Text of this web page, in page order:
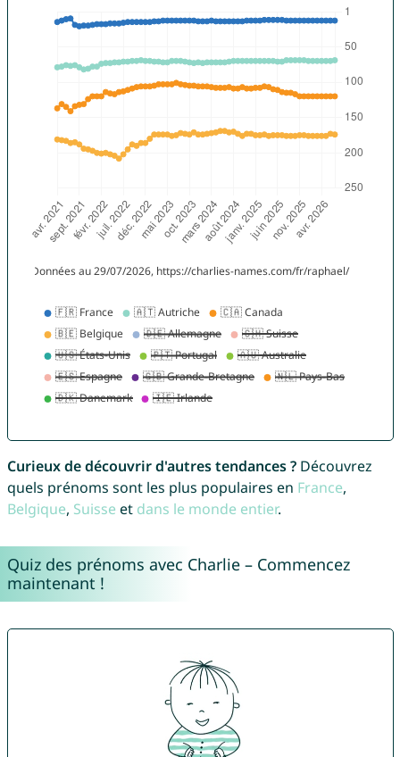
Curieux de découvrir d'autres tendances ?Découvrez
quels prénoms sont les plus populaires en France,
Belgique, Suisse et dans le monde entier.
Quiz des prénoms avec Charlie – Commencez
maintenant !